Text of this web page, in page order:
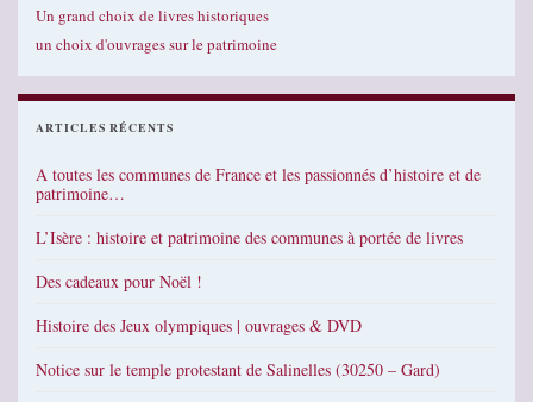
Un grand choix de livres historiques
un choix d'ouvrages sur le patrimoine
ARTICLES RÉCENTS
A toutes les communes de France et les passionnés d’histoire et de
patrimoine…
L’Isère : histoire et patrimoine des communes à portée de livres
Des cadeaux pour Noël !
Histoire des Jeux olympiques | ouvrages & DVD
Notice sur le temple protestant de Salinelles (30250 – Gard)